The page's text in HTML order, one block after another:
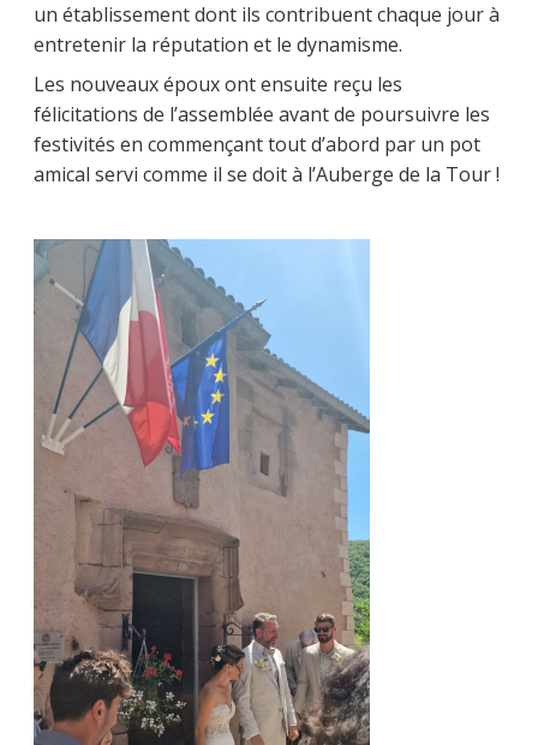
un établissement dont ils contribuent chaque jour à
entretenir la réputation et le dynamisme.
Les nouveaux époux ont ensuite reçu les
félicitations de l’assemblée avant de poursuivre les
festivités en commençant tout d’abord par un pot
amical servi comme il se doit à l’Auberge de la Tour !